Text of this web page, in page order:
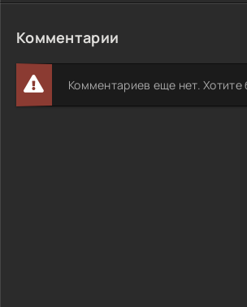
Комментарии
Комментариев еще нет. Хотите